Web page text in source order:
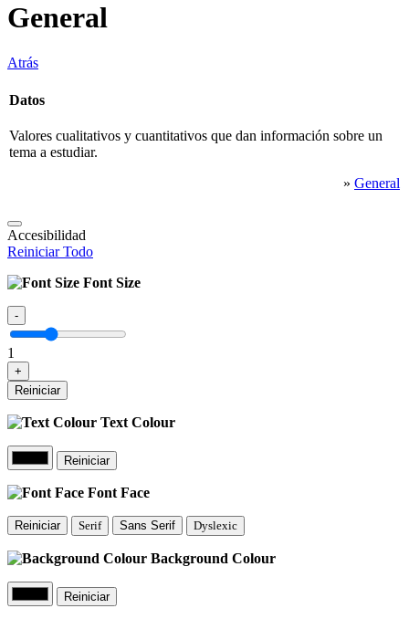
General
Atrás
Datos
Valores cualitativos y cuantitativos que dan información sobre un
tema a estudiar.
» General
Accesibilidad
Reiniciar Todo
Font Size
-
1
+
Reiniciar
Text Colour
Reiniciar
Font Face
Reiniciar Serif Sans Serif Dyslexic
Background Colour
Reiniciar